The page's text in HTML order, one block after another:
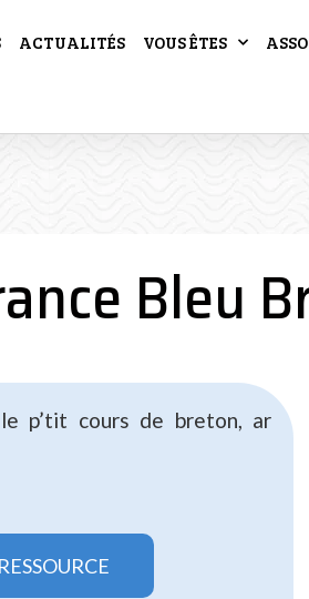
ACTUALITÉS VOUS ÊTES
Bleu
p’tit cours de breton, ar